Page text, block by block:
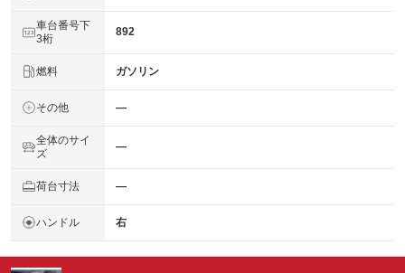
車台番号下
3桁
892
燃料 ガソリン
その他 ―
全体のサイ
ズ
―
荷台寸法 ―
ハンドル 右